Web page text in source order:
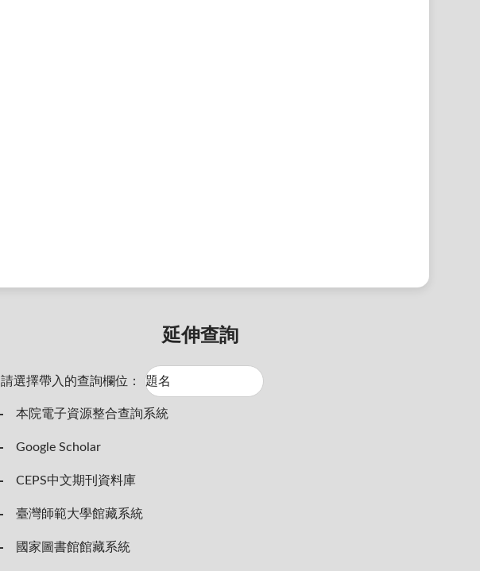
延伸查詢
請選擇帶入的查詢欄位：
本院電子資源整合查詢系統
Google Scholar
CEPS中文期刊資料庫
臺灣師範大學館藏系統
國家圖書館館藏系統